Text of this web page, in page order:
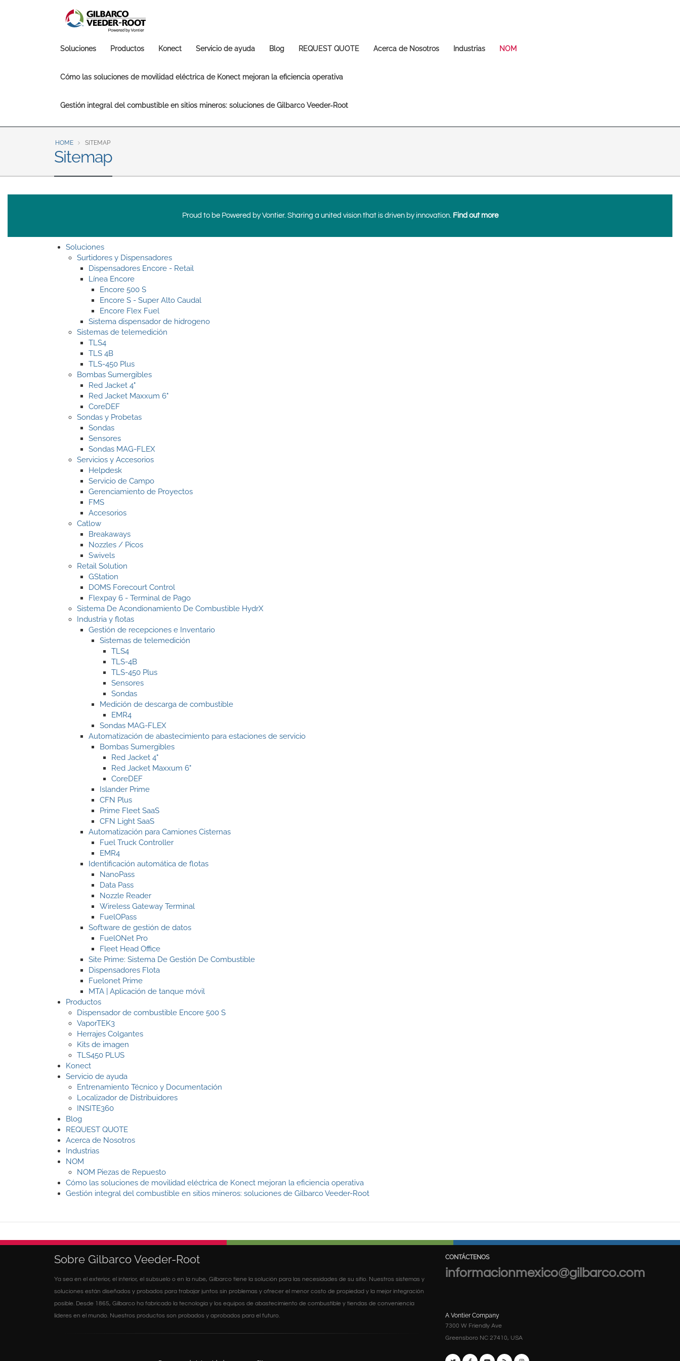
North America
United States Canada
Latin America
Português
Español
Français
Italiano Magyar
Norsk
India
Main
navigation
Soluciones Productos Konect Servicio de ayuda Blog REQUEST QUOTE Acerca de Nosotros Industrias NOM
Cómo las soluciones de movilidad eléctrica de Konect mejoran la eficiencia operativa
Gestión integral del combustible en sitios mineros: soluciones de Gilbarco Veeder-Root
HOME SITEMAP
Sitemap
Proud to be Powered by Vontier. Sharing a united vision that is driven by innovation. Find out more
Soluciones
Surtidores y Dispensadores
Dispensadores Encore - Retail
Línea Encore
Encore 500 S
Encore S - Super Alto Caudal
Encore Flex Fuel
Sistema dispensador de hidrogeno
Sistemas de telemedición
TLS4
TLS 4B
TLS-450 Plus
Bombas Sumergibles
Red Jacket 4"
Red Jacket Maxxum 6"
CoreDEF
Sondas y Probetas
Sondas
Sensores
Sondas MAG-FLEX
Servicios y Accesorios
Helpdesk
Servicio de Campo
Gerenciamiento de Proyectos
FMS
Accesorios
Catlow
Breakaways
Nozzles / Picos
Swivels
Retail Solution
GStation
DOMS Forecourt Control
Flexpay 6 - Terminal de Pago
Sistema De Acondionamiento De Combustible HydrX
Industria y flotas
Gestión de recepciones e Inventario
Sistemas de telemedición
TLS4
TLS-4B
TLS-450 Plus
Sensores
Sondas
Medición de descarga de combustible
EMR4
Sondas MAG-FLEX
Automatización de abastecimiento para estaciones de servicio
Bombas Sumergibles
Red Jacket 4"
Red Jacket Maxxum 6"
CoreDEF
Islander Prime
CFN Plus
Prime Fleet SaaS
CFN Light SaaS
Automatización para Camiones Cisternas
Fuel Truck Controller
EMR4
Identificación automática de flotas
NanoPass
Data Pass
Nozzle Reader
Wireless Gateway Terminal
FuelOPass
Software de gestión de datos
FuelONet Pro
Fleet Head Office
Site Prime: Sistema De Gestión De Combustible
Dispensadores Flota
Fuelonet Prime
MTA | Aplicación de tanque móvil
Productos
Dispensador de combustible Encore 500 S
VaporTEK3
Herrajes Colgantes
Kits de imagen
TLS450 PLUS
Konect
Servicio de ayuda
Entrenamiento Técnico y Documentación
Localizador de Distribuidores
INSITE360
Blog
REQUEST QUOTE
Acerca de Nosotros
Industrias
NOM
NOM Piezas de Repuesto
Cómo las soluciones de movilidad eléctrica de Konect mejoran la eficiencia operativa
Gestión integral del combustible en sitios mineros: soluciones de Gilbarco Veeder-Root
Sobre Gilbarco Veeder-Root
Ya sea en el exterior, el interior, el subsuelo o en la nube, Gilbarco tiene la solución para las necesidades de su sitio. Nuestros sistemas y
soluciones están diseñados y probados para trabajar juntos sin problemas y ofrecer el menor costo de propiedad y la mejor integración
posible. Desde 1865, Gilbarco ha fabricado la tecnología y los equipos de abastecimiento de combustible y tiendas de conveniencia
líderes en el mundo. Nuestros productos son probados y aprobados para el futuro.
CONTÁCTENOS
informacionmexico@gilbarco.com
A Vontier Company
7300 W Friendly Ave
Greensboro NC 27410, USA